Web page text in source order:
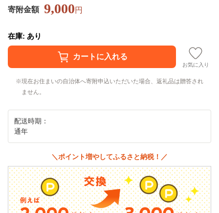
寄附金額 9,000円
在庫: あり
お気に入り
現在お住まいの自治体へ寄附申込いただいた場合、返礼品は贈答され
ません。
配送時期：
通年
＼ポイント増やしてふるさと納税！／